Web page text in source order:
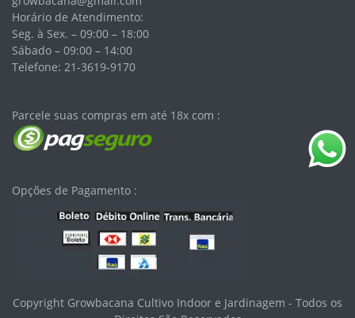
Horário de Atendimento:
Seg. à Sex. – 09:00 – 18:00
Sábado – 09:00 – 14:00
Telefone: 21-3619-9170
Parcele suas compras em até 18x com :
Opções de Pagamento :
Copyright Growbacana Cultivo Indoor e Jardinagem - Todos os